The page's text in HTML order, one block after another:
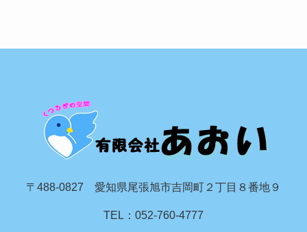
〒488-0827 愛知県尾張旭市吉岡町２丁目８番地９
TEL：052-760-4777